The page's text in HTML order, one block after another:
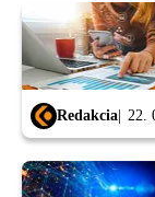
Redakcia 22.